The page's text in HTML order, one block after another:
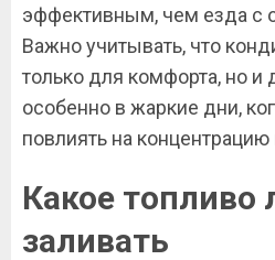
эффективным, чем езда с
Важно учитывать, что
только для комфорта, но и
особенно в жаркие дни,
повлиять на концентрацию
Какое топливо
заливать